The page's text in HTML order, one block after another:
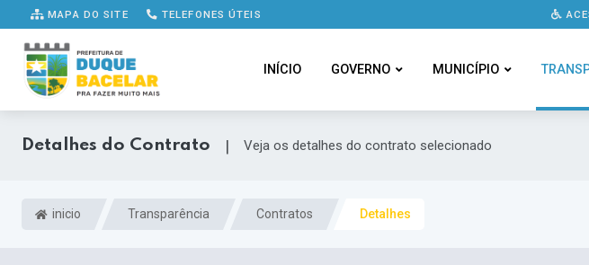
MAPA DO SITE TELEFONES ÚTEIS
INÍCIO GOVERNO MUNICÍPIO
Detalhes do Contrato | Veja os detalhes do contrato selecionado
inicio Transparência Contratos Detalhes